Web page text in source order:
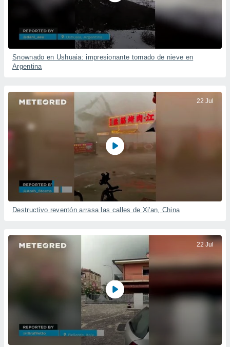
Snownado en Ushuaia: impresionante tornado de nieve en
Argentina
22 Jul
Destructivo reventón arrasa las calles de Xi'an, China
22 Jul